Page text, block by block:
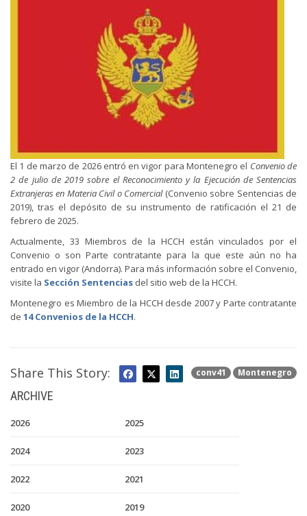
El 1 de marzo de 2026 entró en vigor para Montenegro el Convenio de
2 de julio de 2019 sobre el Reconocimiento y la Ejecución de Sentencias
Extranjeras en Materia Civil o Comercial(Convenio sobre Sentencias de
2019), tras el depósito de su instrumento de ratificación el 21 de
febrero de 2025.
Actualmente, 33 Miembros de la HCCH están vinculados por el
Convenio o son Parte contratante para la que este aún no ha
entrado en vigor (Andorra). Para más información sobre el Convenio,
visite la Sección Sentencias del sitio web de la HCCH.
Montenegro es Miembro de la HCCH desde 2007 y Parte contratante
de 14 Convenios de la HCCH.
conv41 Montenegro
Share This Story:
ARCHIVE
2026 2025
2024 2023
2022 2021
2020 2019